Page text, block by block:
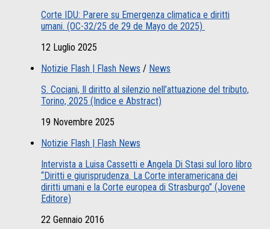
Corte IDU: Parere su Emergenza climatica e diritti
umani. (OC-32/25 de 29 de Mayo de 2025)
12 Luglio 2025
Notizie Flash | Flash News / News
S. Cociani, Il diritto al silenzio nell’attuazione del tributo,
Torino, 2025 (Indice e Abstract)
19 Novembre 2025
Notizie Flash | Flash News
Intervista a Luisa Cassetti e Angela Di Stasi sul loro libro
“Diritti e giurisprudenza. La Corte interamericana dei
diritti umani e la Corte europea di Strasburgo” (Jovene
Editore)
22 Gennaio 2016